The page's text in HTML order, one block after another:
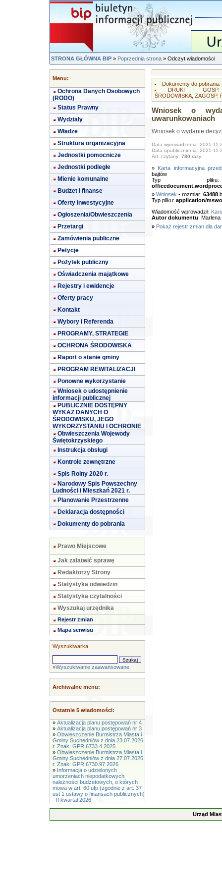
STRONA GŁÓWNA BIP»Poprzednia strona» Odczyt wiadomości
Menu:
Ochrona Danych Osobowych
(RODO)
Status Prawny
Wydziały
Władze
Struktura organizacyjna
Jednostki pomocnicze
Jednostki podległe
Mienie komunalne
Budżet i finanse
Oferty inwestycyjne
Ogłoszenia/Obwieszczenia
Przetargi
Zamówienia publiczne
Petycje
Pożytek publiczny
Oświadczenia majątkowe
Rejestry i ewidencje
Oferty pracy
Kontakt
Wybory i Referenda
PROGRAMY, STRATEGIE
OCHRONA ŚRODOWISKA
Raport o stanie gminy
PROGRAM REWITALIZACJI
Ponowne wykorzystanie
Wniosek o udostępnienie
informacji publicznej
PUBLICZNIE DOSTĘPNY
WYKAZ DANYCH O
ŚRODOWISKU, JEGO
WYKORZYSTANIU I OCHRONIE
Obwieszczenia Wojewody
Świętokrzyskiego
Instrukcja obsługi
Kontrole zewnętrzne
Spis Rolny 2020 r.
Narodowy Spis Powszechny
Ludności i Mieszkań 2021 r.
Planowanie Przestrzenne
Deklaracja dostępności
Dokumenty do pobrania
Prawo Miejscowe
Jak załatwić sprawę
Redaktorzy Strony
Statystyka odwiedzin
Statystyka czytalności
Wyszukaj urzędnika
Rejestr zmian
Mapa serwisu
Wyszukiwarka
»Wyszukiwanie zaawansowane
Archiwalne menu:
Ostatnie 5 wiadomości:
» Aktualizacja planu postępowań nr 4
» Aktualizacja planu postępowań nr 3
» Obwieszczenie Burmistrza Miasta i
Gminy Suchedniów z dnia 23.07.2026
r. Znak: GPR.6733.4.2025
» Obwieszczenie Burmistrza Miasta i
Gminy Suchedniów z dnia 27.07.2026
r. Znak: GPR.6730.97.2026
» Informacja o udzielonych
umorzeniach niepodatkowych
należności budżetowych, o których
mowa w art. 60 ufp (zgodnie z art. 37
ust 1 ustawy o finansach publicznych)
- II kwartał 2026
Dokumenty do pobrania
DRUKI - GOSP.
ŚRODOWISKA, ZAGOSP.
Wniosek o
uwarunkowaniach
Wniosek o wydanie
Data wprowadzenia: 2025-11-
Data upublicznienia: 2025-11-
Art. czytany: 780 razy
» Karta informacyjna
bajtów
Typ
» Wniosek - rozmiar: 63488
Typ pliku: application/
Wiadomość wprowadził:
Autor dokumentu: Marlena
» Pokaż rejestr zmian dla
Urząd